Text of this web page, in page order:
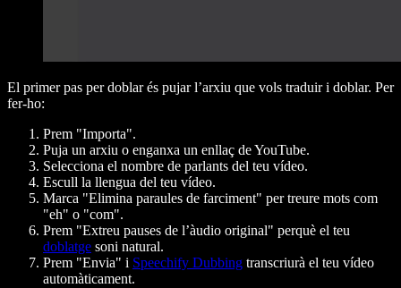
El primer pas per doblar és pujar l’arxiu que vols traduir i doblar. Per
fer-ho:
Prem "Importa".
Puja un arxiu o enganxa un enllaç de YouTube.
Selecciona el nombre de parlants del teu vídeo.
Escull la llengua del teu vídeo.
Marca "Elimina paraules de farciment" per treure mots com
"eh" o "com".
Prem "Extreu pauses de l’àudio original" perquè el teu
doblatge soni natural.
Prem "Envia" i Speechify Dubbing transcriurà el teu vídeo
automàticament.